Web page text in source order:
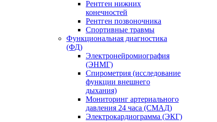
Рентген нижних
конечностей
Рентген позвоночника
Спортивные травмы
Функциональная диагностика
(ФД)
Электронейромиография
(ЭНМГ)
Спирометрия (исследование
функции внешнего
дыхания)
Мониторинг артериального
давления 24 часа (СМАД)
Электрокардиограмма (ЭКГ)